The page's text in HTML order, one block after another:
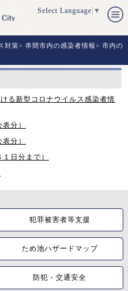
Select Language ▼
対策> 串間市内の感染者情報>市内の
る新型コロナウイルス感染者情
分）
分）
日分まで）
犯罪被害者等支援
ため池ハザードマップ
防犯・交通安全